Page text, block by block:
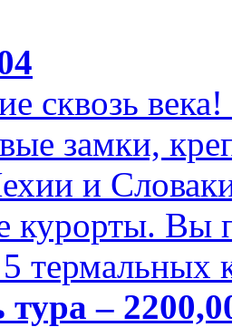
сквозь
замки,
и
курорты. Вы
термальных
–